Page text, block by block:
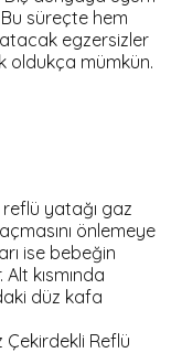
süreçte hem
egzersizler
oldukça mümkün.
reflü yatağı gaz
önlemeye
ise bebeğin
kısmında
düz kafa
Çekirdekli Reflü